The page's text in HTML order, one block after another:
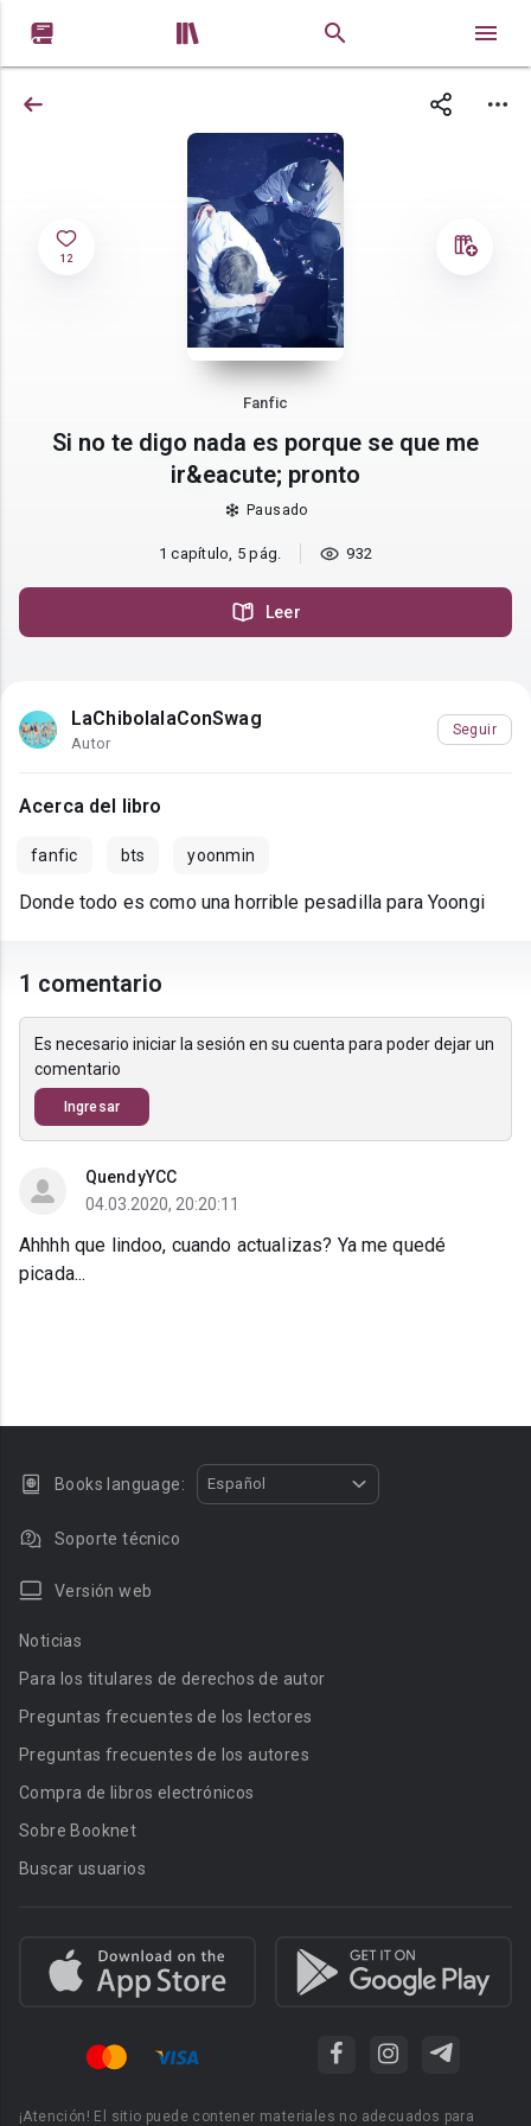
 
12
Fanfic
Si no te digo nada es porque se que me
ir&eacute; pronto
Pausado
1 capítulo, 5 pág. 932
Leer
LaChibolalaConSwag
Autor
Seguir
Acerca del libro
fanfic bts yoonmin
Donde todo es como una horrible pesadilla para Yoongi
1 comentario
Es necesario iniciar la sesión en su cuenta para poder dejar un
comentario
Ingresar
QuendyYCC
04.03.2020, 20:20:11
Ahhhh que lindoo, cuando actualizas? Ya me quedé
picada...
Books language: Español
Soporte técnico
Versión web
Noticias
Para los titulares de derechos de autor
Preguntas frecuentes de los lectores
Preguntas frecuentes de los autores
Compra de libros electrónicos
Sobre Booknet
Buscar usuarios
¡Atención! El sitio puede contener materiales no adecuados para